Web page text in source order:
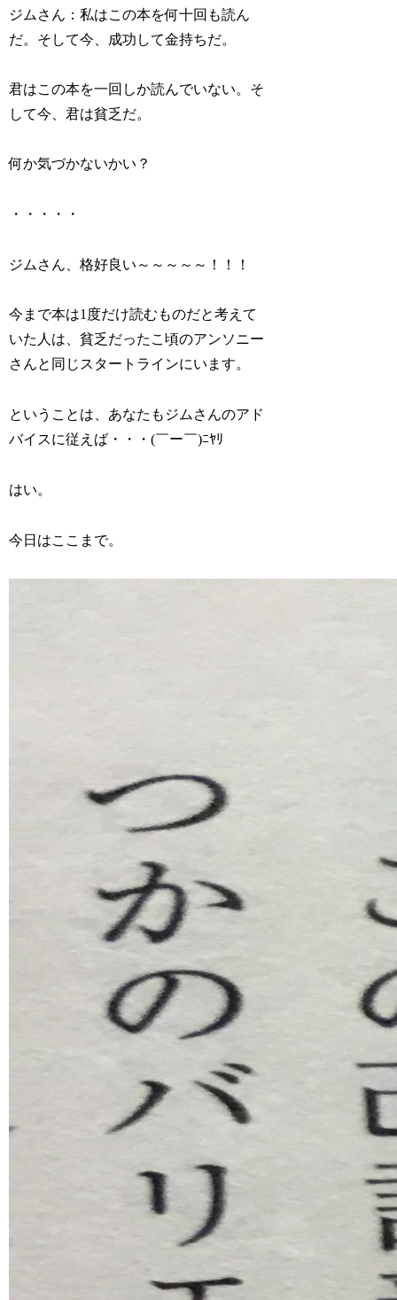
ジムさん：私はこの本を何十回も読ん
だ。そして今、成功して金持ちだ。
君はこの本を一回しか読んでいない。そ
して今、君は貧乏だ。
何か気づかないかい？
・・・・・
ジムさん、格好良い～～～～～！！！
今まで本は1度だけ読むものだと考えて
いた人は、貧乏だったこ頃のアンソニー
さんと同じスタートラインにいます。
ということは、あなたもジムさんのアド
バイスに従えば・・・(￣ー￣)ﾆﾔﾘ
はい。
今日はここまで。